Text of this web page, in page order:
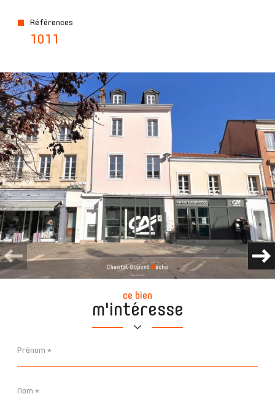
Références
1011
ce bien
m'intéresse
*
*